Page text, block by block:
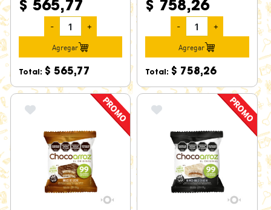
$ 565,77
- +
Agregar
Total: $ 565,77
$ 758,26
- +
Agregar
Total: $ 758,26